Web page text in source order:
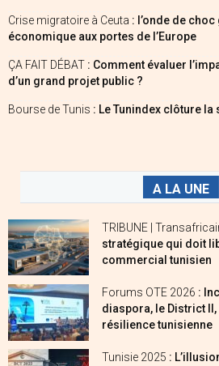
Crise migratoire à Ceuta : l’onde de
économique aux portes de l’Europe
ÇA FAIT DÉBAT : Comment évaluer
d’un grand projet public ?
Bourse de Tunis : Le Tunindex clôture
A LA UNE
TRIBUNE |
stratégique qui doit
commercial tunisien
Forums OTE 2026 :
diaspora, le District
résilience tunisienne
Tunisie 2025 :